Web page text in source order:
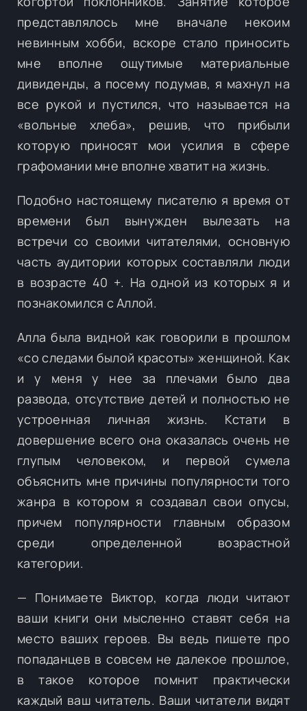
представлялось мне вначале некоим
невинным хобби, вскоре стало приносить
мне вполне ощутимые материальные
дивиденды, а посему подумав, я махнул на
все рукой и пустился, что называется на
«вольные хлеба», решив, что прибыли
которую приносят мои усилия в сфере
графомании мне вполне хватит на жизнь.
Подобно настоящему писателю я время от
времени был вынужден вылезать на
встречи со своими читателями, основную
часть аудитории которых составляли люди
в возрасте 40 +. На одной из которых я и
познакомился с Аллой.
Алла была видной как говорили в прошлом
«со следами былой красоты» женщиной. Как
и у меня у нее за плечами было два
развода, отсутствие детей и полностью не
устроенная личная жизнь. Кстати в
довершение всего она оказалась очень не
глупым человеком, и первой сумела
объяснить мне причины популярности того
жанра в котором я создавал свои опусы,
причем популярности главным образом
среди определенной возрастной
категории.
— Понимаете Виктор, когда люди читают
ваши книги они мысленно ставят себя на
место ваших героев. Вы ведь пишете про
попаданцев в совсем не далекое прошлое,
в такое которое помнит практически
каждый ваш читатель. Ваши читатели видят